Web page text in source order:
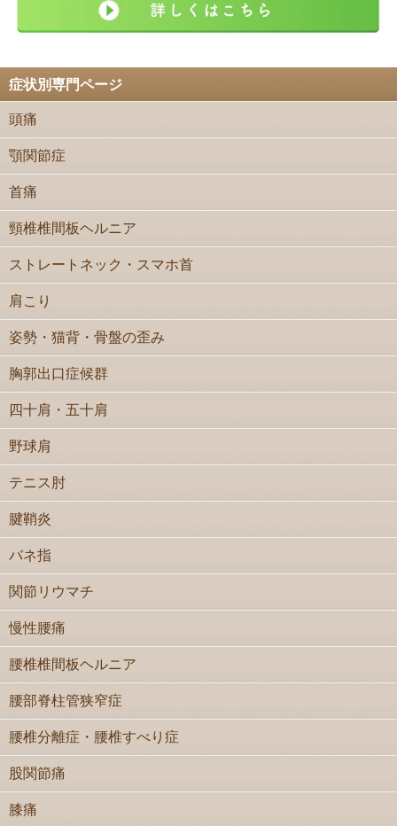
症状別専門ページ
頭痛
顎関節症
首痛
頸椎椎間板ヘルニア
ストレートネック・スマホ首
肩こり
姿勢・猫背・骨盤の歪み
胸郭出口症候群
四十肩・五十肩
野球肩
テニス肘
腱鞘炎
バネ指
関節リウマチ
慢性腰痛
腰椎椎間板ヘルニア
腰部脊柱管狭窄症
腰椎分離症・腰椎すべり症
股関節痛
膝痛